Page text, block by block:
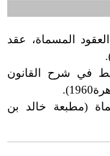
المسماة، عقد
في شرح القانون
1960).
(مطبعة خالد بن